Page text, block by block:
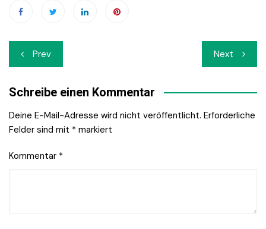
Beitrags-
Navigation
Prev Next
Schreibe einen Kommentar
Deine E-Mail-Adresse wird nicht veröffentlicht. Erforderliche
Felder sind mit * markiert
Kommentar *